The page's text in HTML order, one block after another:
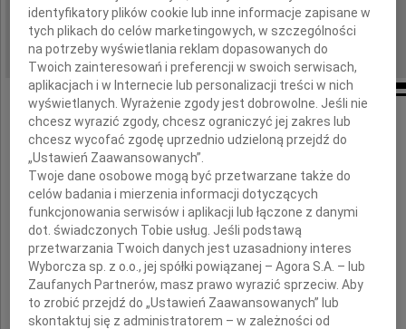
REGION: Kraków
DATA EMISJI: 15.06.2011
Z głębokim żalem i smutkiem
przyjęliśmy wiadomość o śmierci
identyfikatory plików cookie lub inne informacje zapisane w
tych plikach do celów marketingowych, w szczególności
na potrzeby wyświetlania reklam dopasowanych do
Twoich zainteresowań i preferencji w swoich serwisach,
aplikacjach i w Internecie lub personalizacji treści w nich
wyświetlanych. Wyrażenie zgody jest dobrowolne. Jeśli nie
chcesz wyrazić zgody, chcesz ograniczyć jej zakres lub
chcesz wycofać zgodę uprzednio udzieloną przejdź do
„Ustawień Zaawansowanych”.
Twoje dane osobowe mogą być przetwarzane także do
celów badania i mierzenia informacji dotyczących
funkcjonowania serwisów i aplikacji lub łączone z danymi
dot. świadczonych Tobie usług. Jeśli podstawą
przetwarzania Twoich danych jest uzasadniony interes
Wyborcza sp. z o.o., jej spółki powiązanej – Agora S.A. – lub
Zaufanych Partnerów, masz prawo wyrazić sprzeciw. Aby
to zrobić przejdź do „Ustawień Zaawansowanych” lub
skontaktuj się z administratorem – w zależności od